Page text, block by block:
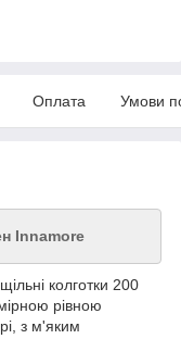
Оплата Умови
Innamore
колготки 200
рівною
з м'яким